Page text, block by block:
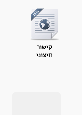
קישור
חיצוני